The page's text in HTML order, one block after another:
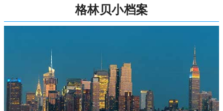
格林贝小档案